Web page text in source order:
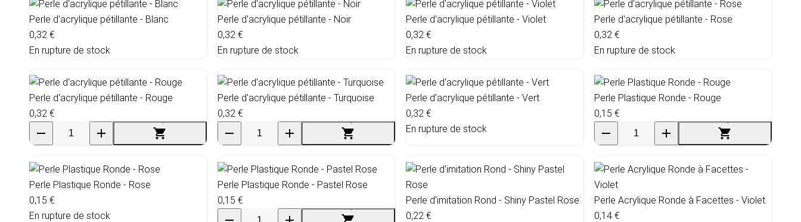
Perle d'acrylique pétillante - Blanc
0,32 €
En rupture de stock
Perle d'acrylique pétillante - Noir
0,32 €
En rupture de stock
Perle d'acrylique pétillante - Violet
0,32 €
En rupture de stock
Perle d'acrylique pétillante - Rose
0,32 €
En rupture de stock
Perle d'acrylique pétillante - Rouge
0,32 €
Perle d'acrylique pétillante - Turquoise
0,32 €
Perle d'acrylique pétillante - Vert
0,32 €
En rupture de stock
Perle Plastique Ronde - Rouge
0,15 €
Perle Plastique Ronde - Rose
0,15 €
En rupture de stock
Perle Plastique Ronde - Pastel Rose
0,15 €
Perle d'imitation Rond - Shiny Pastel Rose
0,22 €
Perle Acrylique Ronde à Facettes - Violet
0,14 €